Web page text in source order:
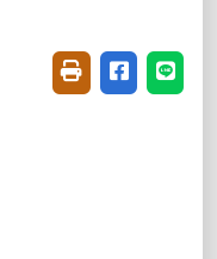
友善列印(開新視
分享至臉書
分享